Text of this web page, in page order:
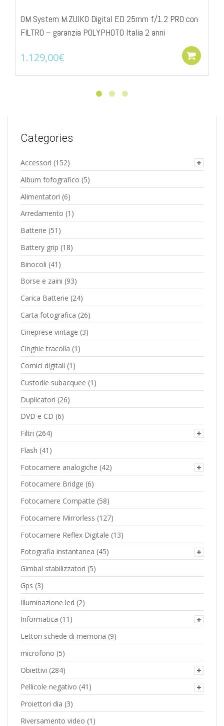
OM System M.ZUIKO Digital ED 25mm f/1.2 PRO con
FILTRO – garanzia POLYPHOTO Italia 2 anni
1.129,00€
Categories
Accessori (152)
Album fofografico (5)
Alimentatori (6)
Arredamento (1)
Batterie (51)
Battery grip (18)
Binocoli (41)
Borse e zaini (93)
Carica Batterie (24)
Carta fotografica (26)
Cineprese vintage (3)
Cinghie tracolla (1)
Cornici digitali (1)
Custodie subacquee (1)
Duplicatori (26)
DVD e CD (6)
Filtri (264)
Flash (41)
Fotocamere analogiche (42)
Fotocamere Bridge (6)
Fotocamere Compatte (58)
Fotocamere Mirrorless (127)
Fotocamere Reflex Digitale (13)
Fotografia instantanea (45)
Gimbal stabilizzatori (5)
Gps (3)
Illuminazione led (2)
Informatica (11)
Lettori schede di memoria (9)
microfono (5)
Obiettivi (284)
Pellicole negativo (41)
Proiettori dia (3)
Riversamento video (1)